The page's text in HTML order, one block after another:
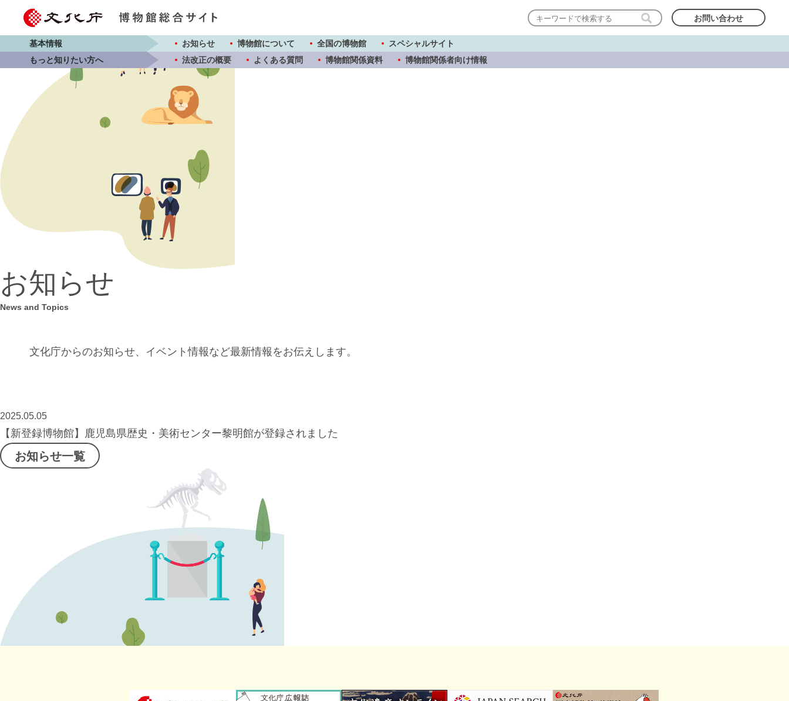
お問い合わせ
基本情報 お知らせ 博物館について 全国の博物館
スペシャルサイト
もっと知りたい方へ
法改正の概要 よくある質問 博物館関係資料 博物館関係者向け情報
お知らせ
News and Topics
文化庁からのお知らせ、イベント情報など最新情報をお伝えします。
2025.05.05
【新登録博物館】鹿児島県歴史・美術センター黎明館が登録されました
お知らせ一覧